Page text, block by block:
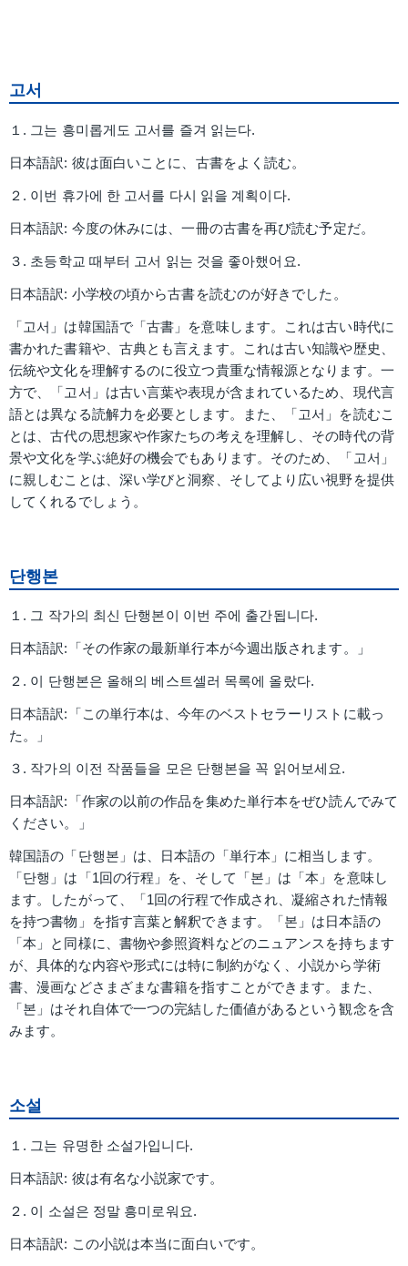
고서
１. 그는 흥미롭게도 고서를 즐겨 읽는다.
日本語訳: 彼は面白いことに、古書をよく読む。
２. 이번 휴가에 한 고서를 다시 읽을 계획이다.
日本語訳: 今度の休みには、一冊の古書を再び読む予定だ。
３. 초등학교 때부터 고서 읽는 것을 좋아했어요.
日本語訳: 小学校の頃から古書を読むのが好きでした。
「고서」は韓国語で「古書」を意味します。これは古い時代に
書かれた書籍や、古典とも言えます。これは古い知識や歴史、
伝統や文化を理解するのに役立つ貴重な情報源となります。一
方で、「고서」は古い言葉や表現が含まれているため、現代言
語とは異なる読解力を必要とします。また、「고서」を読むこ
とは、古代の思想家や作家たちの考えを理解し、その時代の背
景や文化を学ぶ絶好の機会でもあります。そのため、「고서」
に親しむことは、深い学びと洞察、そしてより広い視野を提供
してくれるでしょう。
단행본
１. 그 작가의 최신 단행본이 이번 주에 출간됩니다.
日本語訳:「その作家の最新単行本が今週出版されます。」
２. 이 단행본은 올해의 베스트셀러 목록에 올랐다.
日本語訳:「この単行本は、今年のベストセラーリストに載っ
た。」
３. 작가의 이전 작품들을 모은 단행본을 꼭 읽어보세요.
日本語訳:「作家の以前の作品を集めた単行本をぜひ読んでみて
ください。」
韓国語の「단행본」は、日本語の「単行本」に相当します。
「단행」は「1回の行程」を、そして「본」は「本」を意味し
ます。したがって、「1回の行程で作成され、凝縮された情報
を持つ書物」を指す言葉と解釈できます。「본」は日本語の
「本」と同様に、書物や参照資料などのニュアンスを持ちます
が、具体的な内容や形式には特に制約がなく、小説から学術
書、漫画などさまざまな書籍を指すことができます。また、
「본」はそれ自体で一つの完結した価値があるという観念を含
みます。
소설
１. 그는 유명한 소설가입니다.
日本語訳: 彼は有名な小説家です。
２. 이 소설은 정말 흥미로워요.
日本語訳: この小説は本当に面白いです。